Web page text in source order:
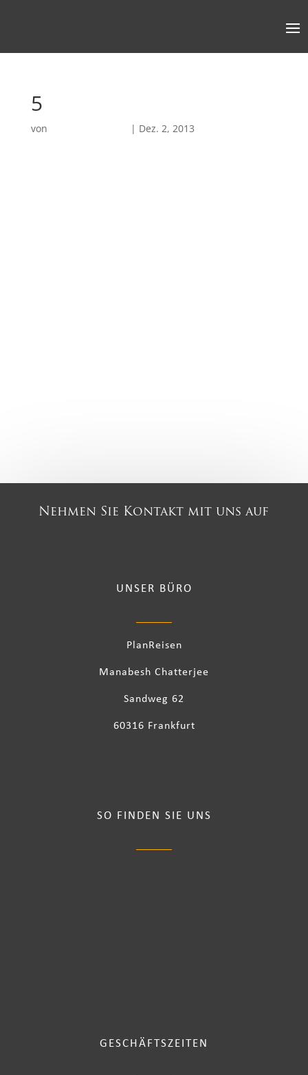
5
von | Dez. 2, 2013
Nehmen Sie Kontakt mit uns auf
UNSER BÜRO
PlanReisen
Manabesh Chatterjee
Sandweg 62
60316 Frankfurt
SO FINDEN SIE UNS
GESCHÄFTSZEITEN